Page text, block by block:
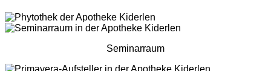
Seminarraum